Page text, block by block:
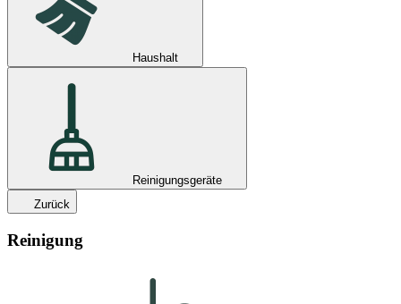
Haushalt
Reinigungsgeräte
Zurück
Reinigung